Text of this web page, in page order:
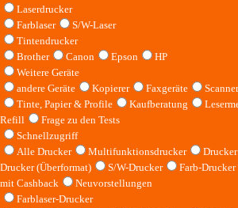
Laserdrucker
Farblaser
S/W-Laser
Tintendrucker
Brother
Canon Epson
HP
Weitere Geräte
andere Geräte
Kopierer Faxgeräte
Scanner
Tinte, Papier & Profile
Kaufberatung
Refill
Frage zu den Tests
Schnellzugriff
Alle Drucker
Multifunktionsdrucker
Drucker (Überformat)
S/W-Drucker Farb-Drucker
mit Cashback
Neuvorstellungen
Farblaser-Drucker